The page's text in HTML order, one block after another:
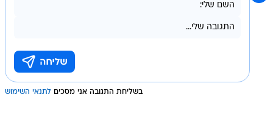
בשליחת התגובה אני מסכים לתנאי השימוש